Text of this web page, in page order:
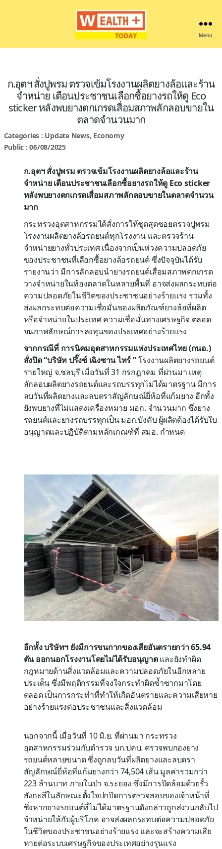
Menu
ก.อุตฯ สั่งปูพรม ตรวจเข้มโรงงานผลิตยางล้อและร้าน
จำหน่าย เตือนประชาชนเลือกซื้อยางรถให้ดู Eco
sticker หลังพบยางตกเกรดเสื่อมสภาพลักลอบขายใน
ตลาดจำนวนมาก
Categories : Update News, Economy
Public : 06/08/2025
ก.อุตฯ สั่งปูพรม ตรวจเข้มโรงงานผลิตยางล้อและร้าน
จำหน่าย เตือนประชาชนเลือกซื้อยางรถให้ดู Eco sticker
หลังพบยางตกเกรดเสื่อมสภาพลักลอบขายในตลาดจำนวน
มาก
กระทรวงอุตสาหกรรมได้สั่งการให้ชุดสุดซอยตรวจปูพรม
โรงงานผลิตยางล้อรถยนต์ทุกโรงงาน และตรวจร้าน
จำหน่ายยางทั่วประเทศ เนื่องจากเป็นห่วงความปลอดภัย
ของประชาชนที่เลือกซื้อยางล้อรถยนต์ ซึ่งปัจจุบันได้รับ
รายงานว่า มีการลักลอบนำยางรถยนต์เสื่อมสภาพตกเกรด
วางจำหน่ายในท้องตลาดในหลายพื้นที่ อาจส่งผลกระทบต่อ
ความปลอดภัยในชีวิตของประชาชนอย่างร้ายแรง รวมทั้ง
ส่งผลกระทบต่อความเชื่อมั่นของผลิตภัณฑ์ยางล้อที่ผลิต
หรือจำหน่ายในประเทศ ความเชื่อมั่นทางเศรษฐกิจ ตลอด
จนภาพลักษณ์การลงทุนของประเทศอย่างร้ายแรง
จากกรณีที่ การนิคมอุตสาหกรรมแห่งประเทศไทย (กนอ.)
สั่งปิด “บริษัท ปริ๊งซ์ เฉิงซาน ไทร์ ”โรงงานผลิตยางรถยนต์
รายใหญ่ จ.ชลบุรี เมื่อวันที่ 31 กรกฎาคม ที่ผ่านมา เหตุ
ลักลอบผลิตยางรถยนต์และรถบรรทุกไม่ได้มาตรฐาน มีการ
ลบวันที่ผลิตยางและลบตราสัญลักษณ์ยี่ห้อที่แก้มยาง อีกทั้ง
ยังพบยางที่ไม่แสดงเครื่องหมาย มอก. จำนวนมาก ซึ่งยาง
รถยนต์และยางรถบรรทุกเป็น มอก.บังคับ ผู้ผลิตต้องได้รับใบ
อนุญาตและปฏิบัติตามหลักเกณฑ์ที่ สมอ. กำหนด
อีกทั้ง บริษัทฯ ยังมีการขนกากของเสียอันตรายกว่า 65.94
ตัน ออกนอกโรงงานโดยไม่ได้รับอนุญาตและยังทำผิด
กฎหมายด้านสิ่งแวดล้อมและความปลอดภัยในอีกหลาย
ประเด็น ซึ่งมีพฤติกรรมที่จงใจกระทำผิดซ้ำซากมาโดย
ตลอด เป็นการกระทำที่ทำให้เกิดอันตรายและความเสียหาย
อย่างร้ายแรงต่อประชาชนและสิ่งแวดล้อม
นอกจากนี้ เมื่อวันที่ 10 มิ.ย. ที่ผ่านมา กระทรวง
อุตสาหกรรมร่วมกับตำรวจ บก.ปคบ. ตรวจพบกองยาง
รถยนต์หลายขนาด ซึ่งถูกลบวันที่ผลิตยางและลบตรา
สัญลักษณ์ยี่ห้อที่แก้มยางกว่า 74,504 เส้น มูลค่ารวมกว่า
223 ล้านบาท ภายในป่า จ.ระยอง ซึ่งมีการปิดล้อมด้วยรั้ว
สังกะสีในลักษณะตั้งใจปกปิดการตรวจสอบของเจ้าหน้าที่
ซึ่งหากยางรถยนต์ที่ไม่ได้มาตรฐานดังกล่าวถูกส่งวนกลับไป
จำหน่ายให้กับผู้บริโภค อาจส่งผลกระทบต่อความปลอดภัย
ในชีวิตของประชาชนอย่างร้ายแรง และจะสร้างความเสีย
หายต่อระบบเศรษฐกิจของประเทศอย่างรุนแรง